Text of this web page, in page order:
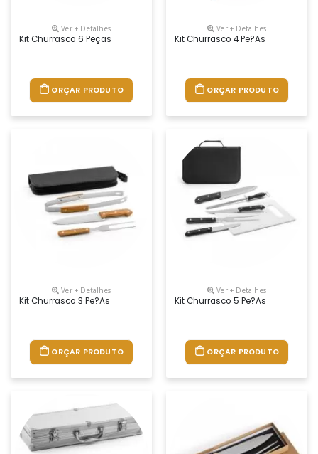
Ver + Detalhes
Kit Churrasco 6 Peças
ORÇAR PRODUTO
Ver + Detalhes
Kit Churrasco 4 Pe?as
ORÇAR PRODUTO
Ver + Detalhes
Kit Churrasco 3 Pe?as
ORÇAR PRODUTO
Ver + Detalhes
Kit Churrasco 5 Pe?as
ORÇAR PRODUTO